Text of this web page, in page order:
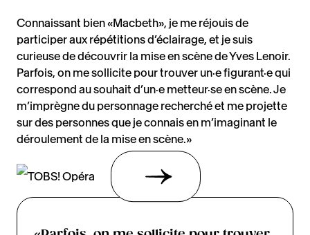
Connaissant bien «Macbeth», je me réjouis de
participer aux répétitions d’éclairage, et je suis
curieuse de découvrir la mise en scène de Yves Lenoir.
Parfois, on me sollicite pour trouver un·e figurant·e qui
correspond au souhait d’un·e metteur·se en scène. Je
m’imprègne du personnage recherché et me projette
sur des personnes que je connais en m’imaginant le
déroulement de la mise en scène.»